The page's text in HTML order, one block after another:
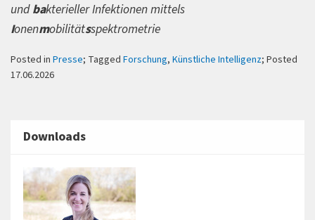
undbakterieller Infektionen mittels
Ionenmobilitätsspektrometrie
Posted in Presse; Tagged Forschung, Künstliche Intelligenz; Posted
17.06.2026
Downloads